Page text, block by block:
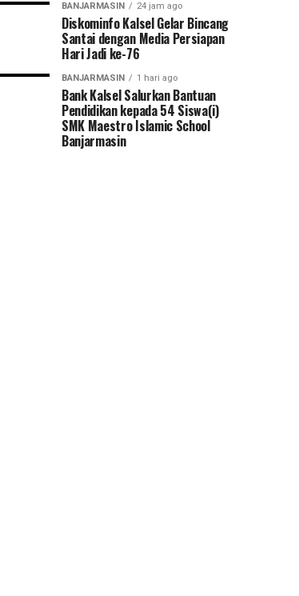
BANJARMASIN 24 jam ago
Diskominfo Kalsel Gelar Bincang
Santai dengan Media Persiapan
Hari Jadi ke-76
BANJARMASIN 1 hari ago
Bank Kalsel Salurkan Bantuan
Pendidikan kepada 54 Siswa(i)
SMK Maestro Islamic School
Banjarmasin